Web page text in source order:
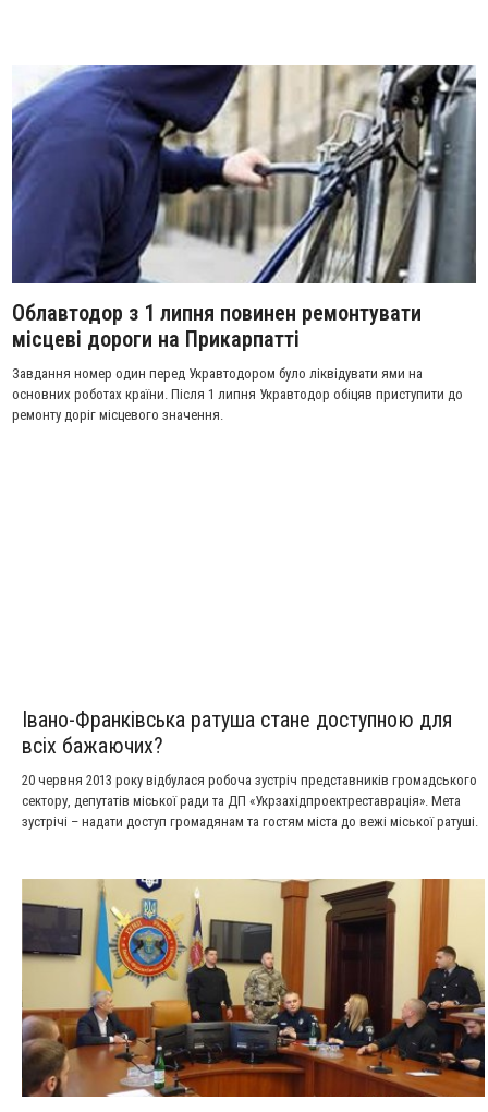
Облавтодор з 1 липня повинен ремонтувати
місцеві дороги на Прикарпатті
Завдання номер один перед Укравтодором було ліквідувати ями на
основних роботах країни. Після 1 липня Укравтодор обіцяв приступити до
ремонту доріг місцевого значення.
Івано-Франківська ратуша стане доступною для
всіх бажаючих?
20 червня 2013 року відбулася робоча зустріч представників громадського
сектору, депутатів міської ради та ДП «Укрзахідпроектреставрація». Мета
зустрічі – надати доступ громадянам та гостям міста до вежі міської ратуші.